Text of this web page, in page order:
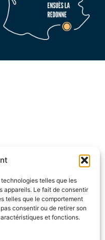
telles que les
appareils. Le fait de consentir
telles que le comportement
consentir ou de retirer son
et fonctions.